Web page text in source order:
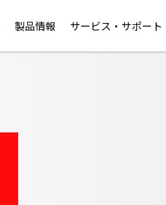
製品情報 サービス・サポート